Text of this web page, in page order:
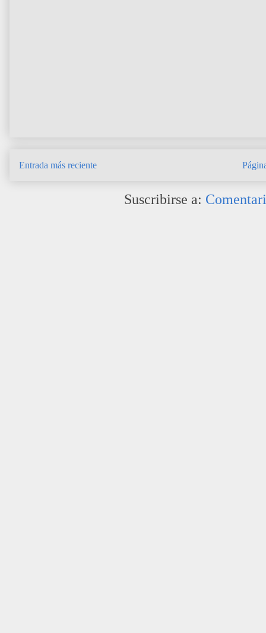
Entrada más reciente
Suscribirse a: